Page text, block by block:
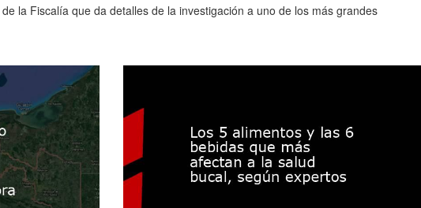
la Fiscalía que da detalles de la investigación a uno de los más grandes